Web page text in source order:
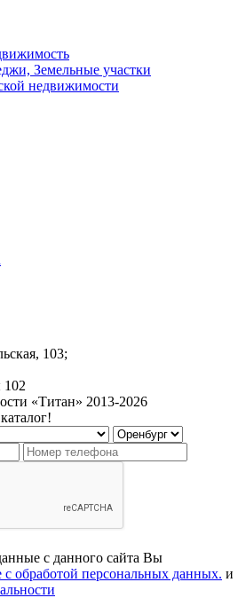
Земельные участки
недвижимости
103;
102
«Титан» 2013-2026
с данного сайта Вы
с обработой персональных данных. и